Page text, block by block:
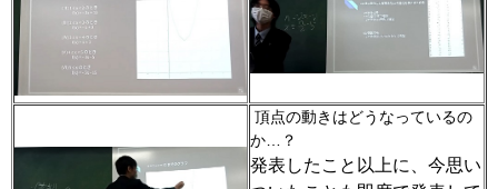
頂点の動きはどうなっているの
か…？
発表したこと以上に、今思い